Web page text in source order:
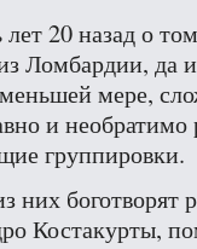
20 назад о
Ломбардии, да
мере,
и необратимо
группировки.
них
Костакурты,